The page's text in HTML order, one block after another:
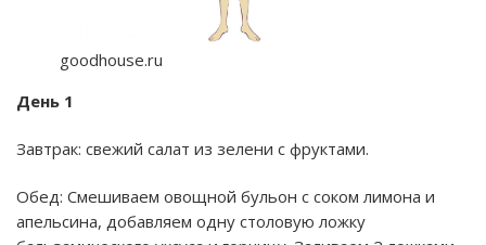
goodhouse.ru
День 1
Завтрак: свежий салат из зелени с фруктами.
Обед: Смешиваем овощной бульон с соком лимона и
апельсина, добавляем одну столовую ложку